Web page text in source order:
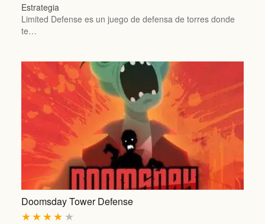
Estrategia
Limited Defense es un juego de defensa de torres donde
te…
Doomsday Tower Defense
★
★
★
★
★